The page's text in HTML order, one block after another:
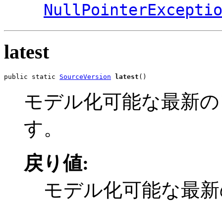
latest
public static SourceVersion latest ()
モデル化可能な最新
す。
戻り値:
モデル化可能な最